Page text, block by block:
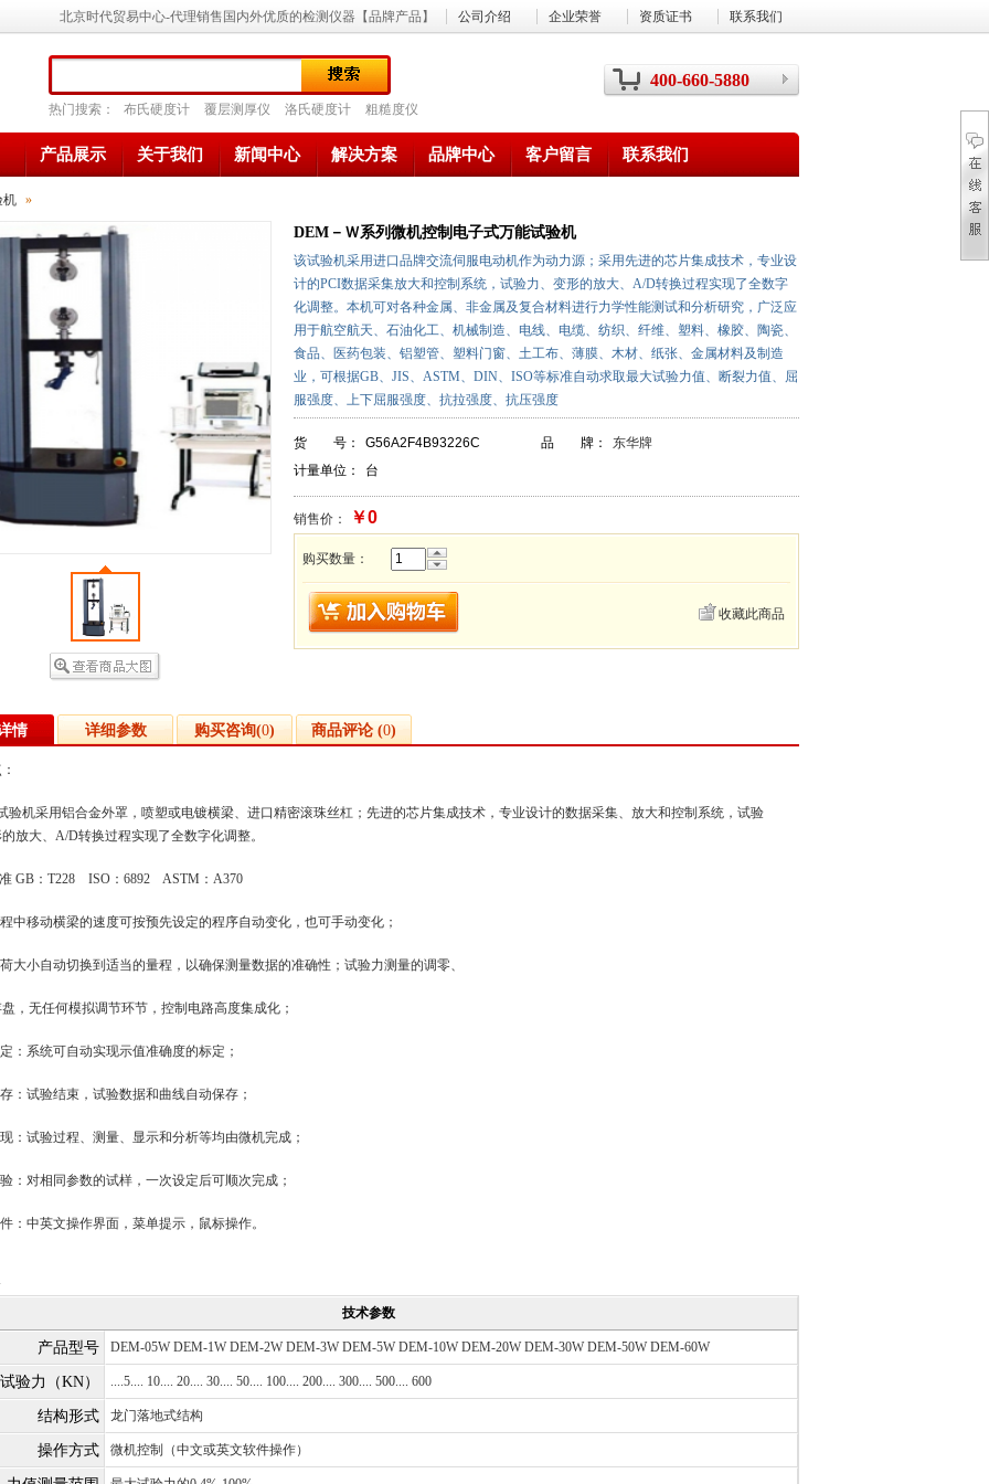
400-660-5880
热门搜索： 布氏硬度计 覆层测厚仪 洛氏硬度计 粗糙度仪
产品展示 关于我们 新闻中心 解决方案 品牌中心 客户留言 联系我们
公司介绍 企业荣誉 资质证书 联系我们
北京时代贸易中心-代理销售国内外优质的检测仪器【品牌产品】
机 »
DEM－Ｗ系列微机控制电子式万能试验机
该试验机采用进口品牌交流伺服电动机作为动力源；采用先进的芯片集成技术，专业设
计的PCI数据采集放大和控制系统，试验力、变形的放大、A/D转换过程实现了全数字
化调整。本机可对各种金属、非金属及复合材料进行力学性能测试和分析研究，广泛应
用于航空航天、石油化工、机械制造、电线、电缆、纺织、纤维、塑料、橡胶、陶瓷、
食品、医药包装、铝塑管、塑料门窗、土工布、薄膜、木材、纸张、金属材料及制造
业，可根据GB、JIS、ASTM、DIN、ISO等标准自动求取最大试验力值、断裂力值、屈
服强度、上下屈服强度、抗拉强度、抗压强度
货 号： G56A2F4B93226C 品 牌：
东华牌
计量单位：
台
销售价： ￥0
购买数量：
收藏此商品
情 详细参数 购买咨询(0) 商品评论 (0)
机采用铝合金外罩，喷塑或电镀横梁、进口精密滚珠丝杠；先进的芯片集成技术，专业设计的数据采集、放大和控制系统，试验
放大、 A/D转换过程实现了全数字化调整。
GB ： T228 ISO ： 6892 ASTM ： A370
中移动横梁的速度可按预先设定的程序自动变化，也可手动变化；
大小自动切换到适当的量程，以确保测量数据的准确性；试验力测量的调零、
，无任何模拟调节环节，控制电路高度集成化；
：系统可自动实现示值准确度的标定；
：试验结束，试验数据和曲线自动保存；
：试验过程、测量、显示和分析等均由微机完成；
：对相同参数的试样，一次设定后可顺次完成；
：中英文操作界面，菜单提示，鼠标操作。
技术参数
产品型号 DEM-05W DEM-1W DEM-2W DEM-3W DEM-5W DEM-10W DEM-20W DEM-30W DEM-50W DEM-60W
验力（KN） ....5.... 10.... 20.... 30.... 50.... 100.... 200.... 300.... 500.... 600
结构形式 龙门落地式结构
操作方式 微机控制（中文或英文软件操作）